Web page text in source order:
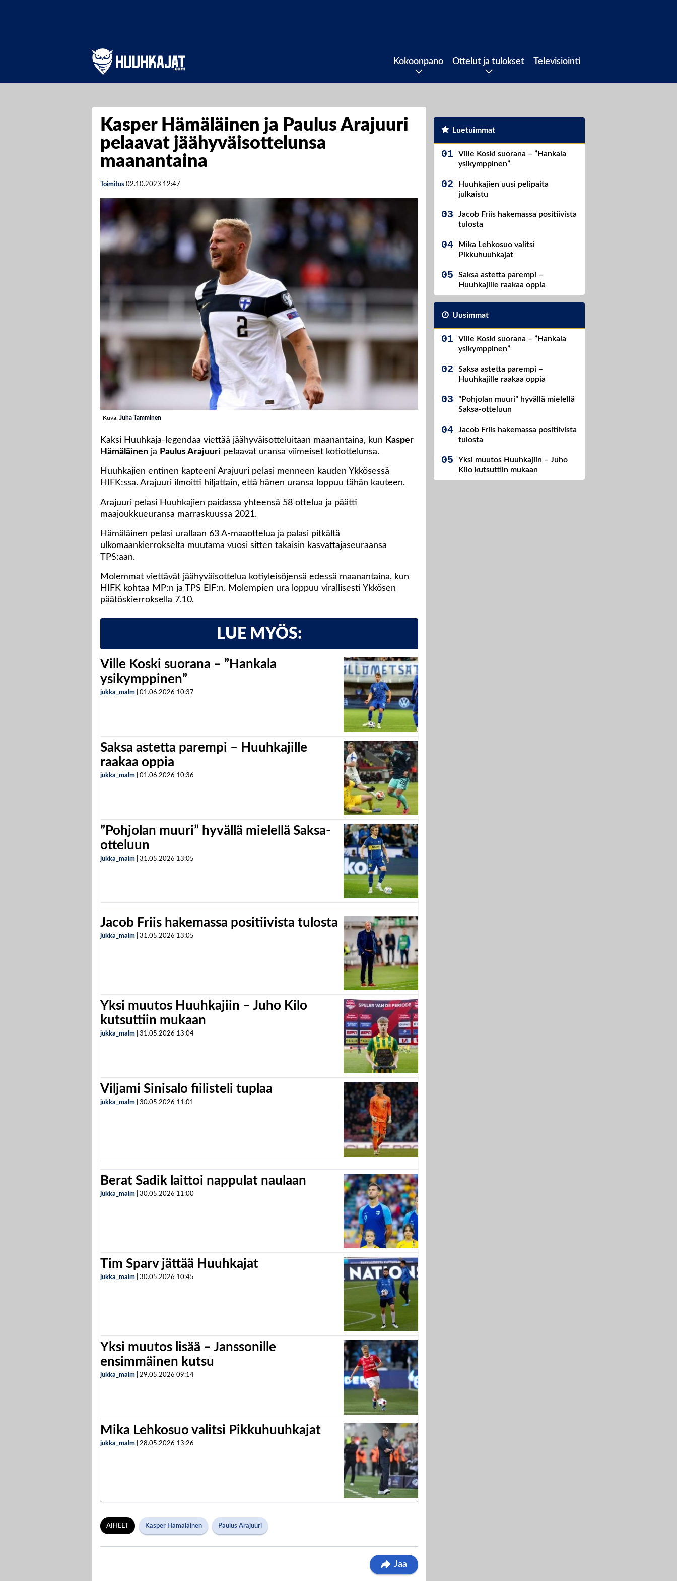
Kokoonpano Ottelut ja tulokset Televisiointi
Kasper Hämäläinen ja Paulus Arajuuri
pelaavat jäähyväisottelunsa
maanantaina
Toimitus 02.10.2023 12:47
Kuva: Juha Tamminen
Kaksi Huuhkaja-legendaa viettää jäähyväisotteluitaan maanantaina, kun Kasper
Hämäläinen ja Paulus Arajuuri pelaavat uransa viimeiset kotiottelunsa.
Huuhkajien entinen kapteeni Arajuuri pelasi menneen kauden Ykkösessä
HIFK:ssa. Arajuuri ilmoitti hiljattain, että hänen uransa loppuu tähän kauteen.
Arajuuri pelasi Huuhkajien paidassa yhteensä 58 ottelua ja päätti
maajoukkueuransa marraskuussa 2021.
Hämäläinen pelasi urallaan 63 A-maaottelua ja palasi pitkältä
ulkomaankierrokselta muutama vuosi sitten takaisin kasvattajaseuraansa
TPS:aan.
Molemmat viettävät jäähyväisottelua kotiyleisöjensä edessä maanantaina, kun
HIFK kohtaa MP:n ja TPS EIF:n. Molempien ura loppuu virallisesti Ykkösen
päätöskierroksella 7.10.
LUE MYÖS:
Ville Koski suorana – ”Hankala
ysikymppinen”
jukka_malm 01.06.2026 10:37
Saksa astetta parempi – Huuhkajille
raakaa oppia
jukka_malm 01.06.2026 10:36
”Pohjolan muuri” hyvällä mielellä Saksa-
otteluun
jukka_malm 31.05.2026 13:05
Jacob Friis hakemassa positiivista tulosta
jukka_malm 31.05.2026 13:05
Yksi muutos Huuhkajiin – Juho Kilo
kutsuttiin mukaan
jukka_malm 31.05.2026 13:04
Viljami Sinisalo fiilisteli tuplaa
jukka_malm 30.05.2026 11:01
Berat Sadik laittoi nappulat naulaan
jukka_malm 30.05.2026 11:00
Tim Sparv jättää Huuhkajat
jukka_malm 30.05.2026 10:45
Yksi muutos lisää – Janssonille
ensimmäinen kutsu
jukka_malm 29.05.2026 09:14
Mika Lehkosuo valitsi Pikkuhuuhkajat
jukka_malm 28.05.2026 13:26
AIHEET Kasper Hämäläinen Paulus Arajuuri
Jaa
Luetuimmat
Ville Koski suorana – ”Hankala
ysikymppinen”
Huuhkajien uusi pelipaita
julkaistu
Jacob Friis hakemassa positiivista
tulosta
Mika Lehkosuo valitsi
Pikkuhuuhkajat
Saksa astetta parempi –
Huuhkajille raakaa oppia
Uusimmat
Ville Koski suorana – ”Hankala
ysikymppinen”
Saksa astetta parempi –
Huuhkajille raakaa oppia
”Pohjolan muuri” hyvällä mielellä
Saksa-otteluun
Jacob Friis hakemassa positiivista
tulosta
Yksi muutos Huuhkajiin – Juho
Kilo kutsuttiin mukaan